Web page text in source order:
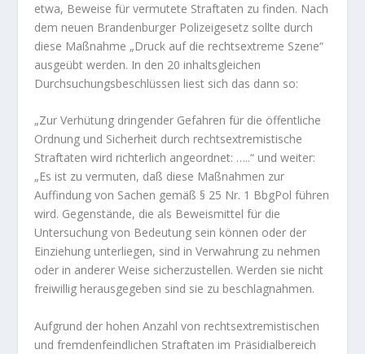
etwa, Beweise für vermutete Straftaten zu finden. Nach
dem neuen Brandenburger Polizeigesetz sollte durch
diese Maßnahme „Druck auf die rechtsextreme Szene“
ausgeübt werden. In den 20 inhaltsgleichen
Durchsuchungsbeschlüssen liest sich das dann so:
„Zur Verhütung dringender Gefahren für die öffentliche
Ordnung und Sicherheit durch rechtsextremistische
Straftaten wird richterlich angeordnet: …..“ und weiter:
„Es ist zu vermuten, daß diese Maßnahmen zur
Auffindung von Sachen gemäß § 25 Nr. 1 BbgPol führen
wird. Gegenstände, die als Beweismittel für die
Untersuchung von Bedeutung sein können oder der
Einziehung unterliegen, sind in Verwahrung zu nehmen
oder in anderer Weise sicherzustellen. Werden sie nicht
freiwillig herausgegeben sind sie zu beschlagnahmen.
Aufgrund der hohen Anzahl von rechtsextremistischen
und fremdenfeindlichen Straftaten im Präsidialbereich